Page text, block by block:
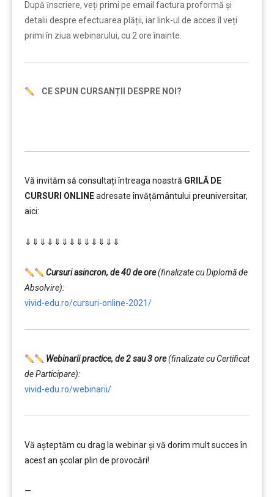
După ȋnscriere, veți primi pe email factura proformă și
detalii despre efectuarea plății, iar link-ul de acces îl veți
primi în ziua webinarului, cu 2 ore înainte.
CE SPUN CURSANȚII DESPRE NOI?
Vă invităm să consultați întreaga noastră GRILĂ DE
CURSURI ONLINEadresate învățământului preuniversitar,
aici:
⇓⇓⇓⇓⇓⇓⇓⇓⇓⇓⇓⇓⇓
Cursuri asincron, de 40 de ore(finalizate cu Diplomă de
Absolvire):
vivid-edu.ro/cursuri-online-2021/
Webinarii practice, de 2 sau 3 ore(finalizate cu Certificat
de Participare):
vivid-edu.ro/webinarii/
Vă aşteptăm cu drag la webinar şi vă dorim mult succes în
acest an şcolar plin de provocări!
—